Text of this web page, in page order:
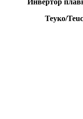
Теуко/